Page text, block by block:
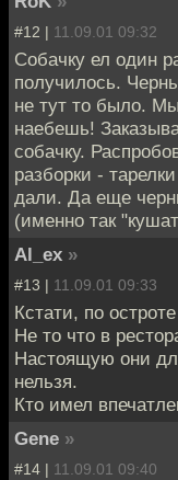
#12 | 11.09.01 09:32
Собачку ел один
получилось.
не тут то было.
наебешь!
собачку.
разборки -
дали. Да еще
(именно так
Al_ex »
#13 | 11.09.01 09:33
Кстати, по
Не то что в
Настоящую они
нельзя.
Кто имел
Gene »
#14 | 11.09.01 09:40